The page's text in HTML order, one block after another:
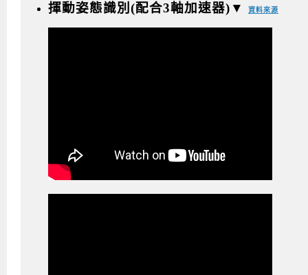
揮動姿態識別(配合3軸加速器)▼ 資料來源